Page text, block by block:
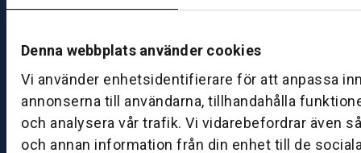
Denna webbplats använder cookies
Vi använder enhetsidentifierare för att anpassa
annonserna till användarna, tillhandahålla
och analysera vår trafik. Vi vidarebefordrar även
och annan information från din enhet till de
d
a
g: